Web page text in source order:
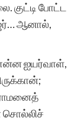
போட்ட
ஆனால்,
ஐயர்வாள்,
ராமனைத்
சொல்லிச்